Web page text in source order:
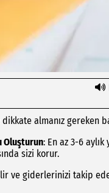
almanız gereken
Oluşturun: En az 3-6
sizi korur.
ve giderlerinizi takip